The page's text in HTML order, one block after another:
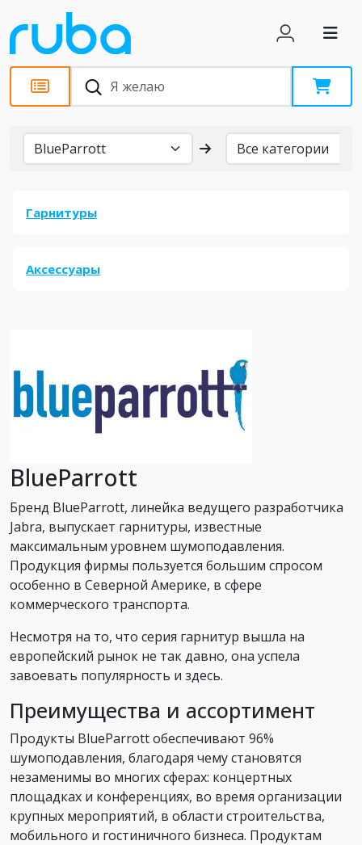
Бренды
Гарнитуры
Аксессуары
BlueParrott
Бренд BlueParrott, линейка ведущего разработчика
Jabra, выпускает гарнитуры, известные
максимальным уровнем шумоподавления.
Продукция фирмы пользуется большим спросом
особенно в Северной Америке, в сфере
коммерческого транспорта.
Несмотря на то, что серия гарнитур вышла на
европейский рынок не так давно, она успела
завоевать популярность и здесь.
Преимущества и ассортимент
Продукты BlueParrott обеспечивают 96%
шумоподавления, благодаря чему становятся
незаменимы во многих сферах: концертных
площадках и конференциях, во время организации
крупных мероприятий, в области строительства,
мобильного и гостиничного бизнеса. Продуктам